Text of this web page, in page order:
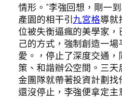
情形。”李強回想，剛一
產園的相干引九宮格導就
位被失衡逼瘋的美學家，
己的方式，強制創造一場
愛。，停止了深度交通
策、和諧辦公空間。三天
金團隊就帶著投資計劃
還沒停止，李強便拿定主